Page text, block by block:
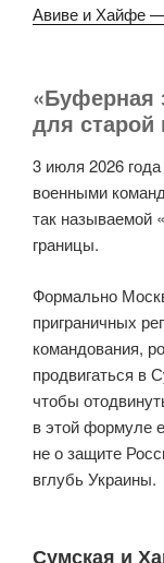
Авиве и Хайфе —
«Буферная
для
3 июля 2026
военными
так называемой
границы.
Формально
приграничных
командования,
продвигаться в
чтобы
в этой формуле
не о защите
вглубь Украины.
Сумская и